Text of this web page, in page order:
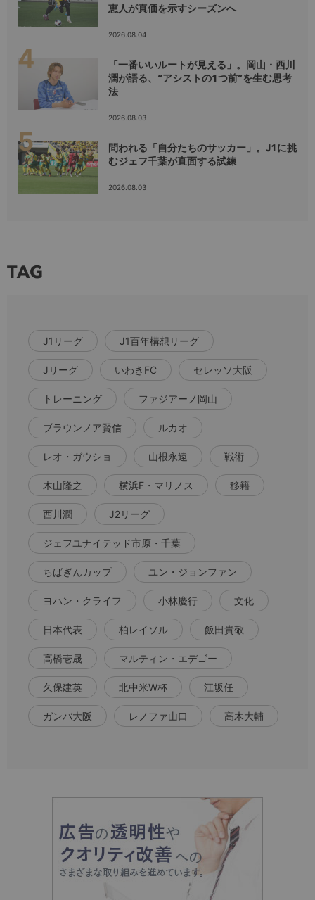
恵人が真価を示すシーズンへ
2026.08.04
「一番いいルートが見える」。岡山・西川
潤が語る、“アシストの1つ前”を生む思考
法
2026.08.03
問われる「自分たちのサッカー」。J1に挑
むジェフ千葉が直面する試練
2026.08.03
TAG
J1リーグ J1百年構想リーグ
Jリーグ いわきFC セレッソ大阪
トレーニング ファジアーノ岡山
ブラウンノア賢信 ルカオ
レオ・ガウショ 山根永遠 戦術
木山隆之 横浜F・マリノス 移籍
西川潤 J2リーグ
ジェフユナイテッド市原・千葉
ちばぎんカップ ユン・ジョンファン
ヨハン・クライフ 小林慶行 文化
日本代表 柏レイソル 飯田貴敬
高橋壱晟 マルティン・エデゴー
久保建英 北中米W杯 江坂任
ガンバ大阪 レノファ山口 高木大輔